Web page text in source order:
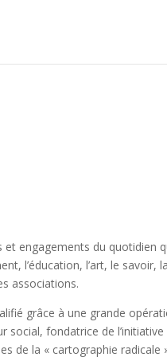
et engagements du
l’éducation, l’art, le
associations.
grâce à une grande
social, fondatrice de
de la « cartographie radicale